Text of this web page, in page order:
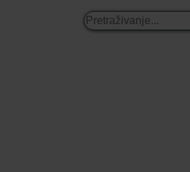
Pretraživanje...